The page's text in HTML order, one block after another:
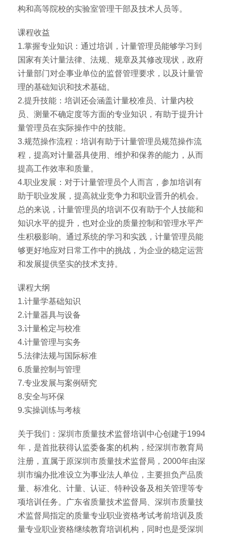
构和高等院校的实验室管理干部及技术人员等。
课程收益
1.掌握专业知识：通过培训，计量管理员能够学习到
国家有关计量法律、法规、规章及其修改现状，政府
计量部门对企事业单位的监督管理要求，以及计量管
理的基础知识和技术基础。
2.提升技能：培训还会涵盖计量校准员、计量内校
员、测量不确定度等方面的专业知识，有助于提升计
量管理员在实际操作中的技能。
3.规范操作流程：培训有助于计量管理员规范操作流
程，提高对计量器具使用、维护和保养的能力，从而
提高工作效率和质量。
4.职业发展：对于计量管理员个人而言，参加培训有
助于职业发展，提高就业竞争力和职业晋升的机会。
总的来说，计量管理员的培训不仅有助于个人技能和
知识水平的提升，也对企业的质量控制和管理水平产
生积极影响。通过系统的学习和实践，计量管理员能
够更好地应对日常工作中的挑战，为企业的稳定运营
和发展提供坚实的技术支持。
课程大纲
1.计量学基础知识
2.计量器具与设备
3.计量检定与校准
4.计量管理与实务
5.法律法规与国际标准
6.质量控制与管理
7.专业发展与案例研究
8.安全与环保
9.实操训练与考核
关于我们：深圳市质量技术监督培训中心创建于1994
年，是首批获得认监委备案的机构，经深圳市教育局
注册，直属于原深圳市质量技术监督局，2000年由深
圳市编办批准设立为事业法人单位，主要担负产品质
量、标准化、计量、认证、特种设备及相关管理等专
项培训任务。广东省质量技术监督局、深圳市质量技
术监督局指定的质量专业职业资格考试考前培训及质
量专业职业资格继续教育培训机构，同时也是受深圳